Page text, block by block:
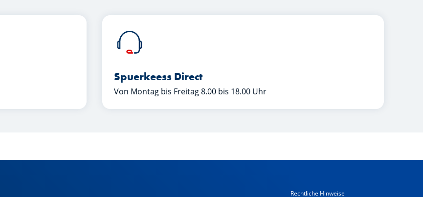
Spuerkeess Direct
Von Montag bis Freitag 8.00 bis 18.00 Uhr
Rechtliche Hinweise